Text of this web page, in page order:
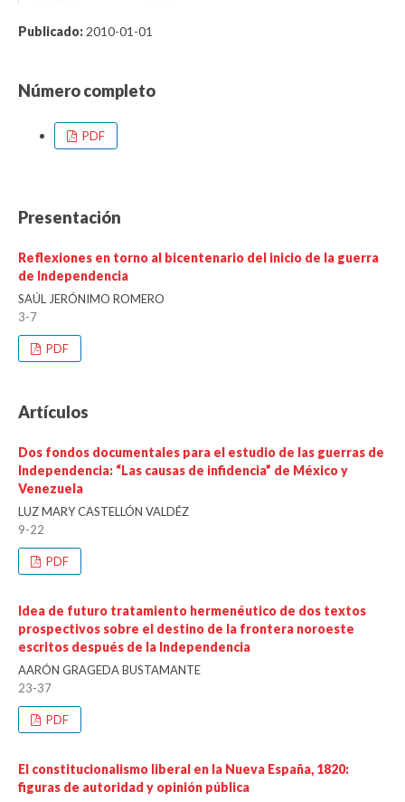
Publicado: 2010-01-01
Número completo
PDF
Presentación
Reflexiones en torno al bicentenario del inicio de la guerra
de Independencia
SAÚL JERÓNIMO ROMERO
3-7
PDF
Artículos
Dos fondos documentales para el estudio de las guerras de
Independencia: “Las causas de infidencia” de México y
Venezuela
LUZ MARY CASTELLÓN VALDÉZ
9-22
PDF
Idea de futuro tratamiento hermenéutico de dos textos
prospectivos sobre el destino de la frontera noroeste
escritos después de la Independencia
AARÓN GRAGEDA BUSTAMANTE
23-37
PDF
El constitucionalismo liberal en la Nueva España, 1820:
figuras de autoridad y opinión pública